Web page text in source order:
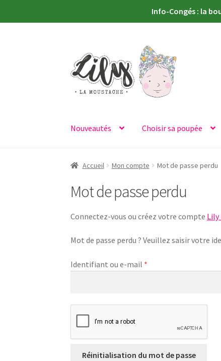
Info-Congés : la
à
la
navigation
au
contenu
Nouveautés Choisir sa poupée
Accueil Mon compte Mot de passe perdu
Mot de passe perdu
Connectez-vous ou créez votre compte Lily
Mot de passe perdu ? Veuillez saisir votre
Identifiant ou e-mail *
Réinitialisation du mot de passe